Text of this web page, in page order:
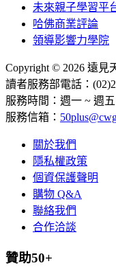
未來親子學習平
哈佛商業評論
領導影響力學院
Copyright © 2026 遠見
讀者服務部電話：
服務時間：週一 ~ 週五
服務信箱：
關於我們
隱私權政策
個資保護聲明
購物 Q&A
聯絡我們
合作洽談
贊助50+